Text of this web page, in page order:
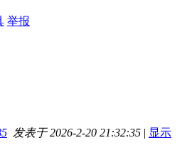
举报
发表于 2026-2-20 21:32:35 | 显示